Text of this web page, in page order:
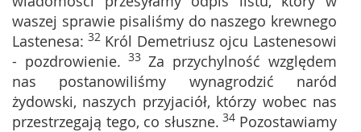
waszej sprawie pisaliśmy do naszego krewnego
Lastenesa: 32 Król Demetriusz ojcu Lastenesowi
- pozdrowienie. 33 Za przychylność względem
nas postanowiliśmy wynagrodzić naród
żydowski, naszych przyjaciół, którzy wobec nas
przestrzegają tego, co słuszne. 34 Pozostawiamy